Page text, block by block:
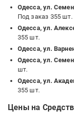
Одесса, ул.
Под заказ 355 шт.
Одесса, ул.
355 шт.
Одесса, ул.
Одесса, ул.
шт.
Одесса, ул.
355 шт.
Цены на